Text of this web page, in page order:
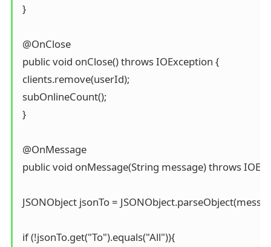
}
@OnClose
public void onClose() throws IOException {
clients.remove(userId);
subOnlineCount();
}
@OnMessage
public void onMessage(String message) throws
JSONObject jsonTo =
if (!jsonTo.get("To").equals("All")){